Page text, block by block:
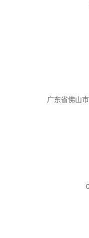
广东省佛山